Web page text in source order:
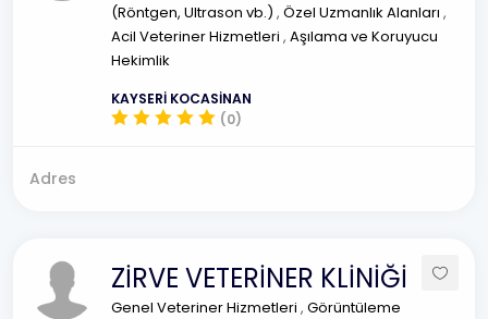
(Röntgen, Ultrason vb.) , Özel Uzmanlık Alanları ,
Acil Veteriner Hizmetleri , Aşılama ve Koruyucu
Hekimlik
KAYSERİ KOCASİNAN
(0)
Adres
ZİRVE VETERİNER KLİNİĞİ
Genel Veteriner Hizmetleri , Görüntüleme